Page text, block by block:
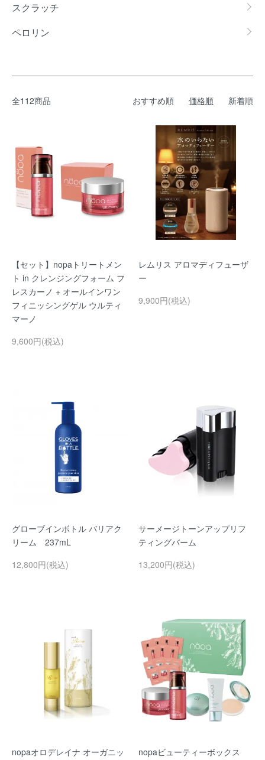
スクラッチ
ペロリン
全112商品 おすすめ順 価格順 新着順
【セット】nopaトリートメン
ト in クレンジングフォーム フ
レスカーノ + オールインワン
フィニッシングゲル ウルティ
マーノ
9,600円(税込)
レムリス アロマディフューザ
ー
9,900円(税込)
グローブインボトル バリアク
リーム 237mL
12,800円(税込)
サーメージトーンアップリフ
ティングバーム
13,200円(税込)
nopaオロデレイナ オーガニッ
nopaビューティーボックス